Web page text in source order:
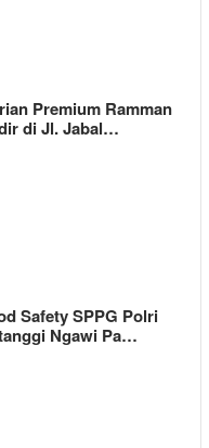
Premium Ramman
di Jl. Jabal…
Safety SPPG Polri
Ngawi Pa…